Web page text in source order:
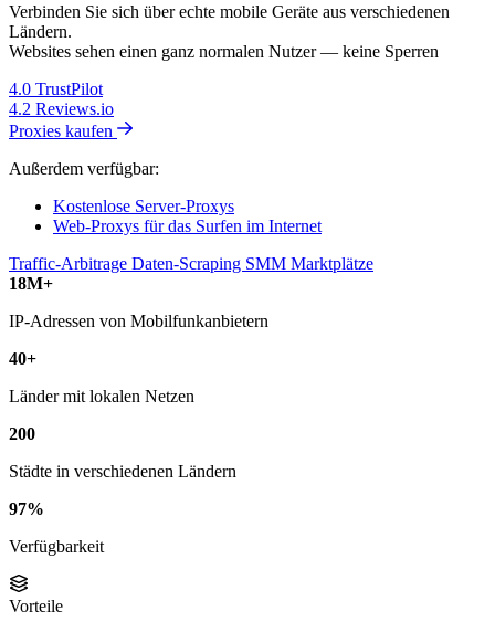
Verbinden Sie sich über echte mobile Geräte aus verschiedenen
Ländern.
Websites sehen einen ganz normalen Nutzer — keine Sperren
4.0 TrustPilot
4.2 Reviews.io
Proxies kaufen
Außerdem verfügbar:
Kostenlose Server-Proxys
Web-Proxys für das Surfen im Internet
Traffic-Arbitrage Daten-Scraping SMM Marktplätze
18M+
IP-Adressen von Mobilfunkanbietern
40+
Länder mit lokalen Netzen
200
Städte in verschiedenen Ländern
97%
Verfügbarkeit
Vorteile